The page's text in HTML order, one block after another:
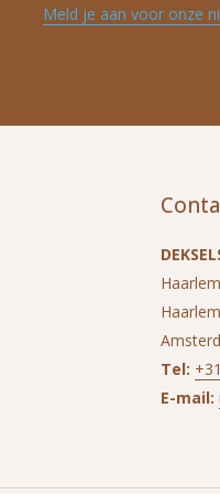
Meld je aan voor onze
Tel:
E-mail: